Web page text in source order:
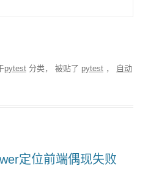
pytest 分类， 被贴了 pytest ，
自动
定位前端偶现失败